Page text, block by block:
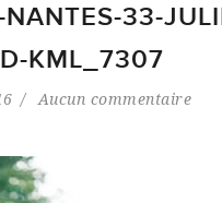
NANTES-33-
KML_7307
Aucun commentaire